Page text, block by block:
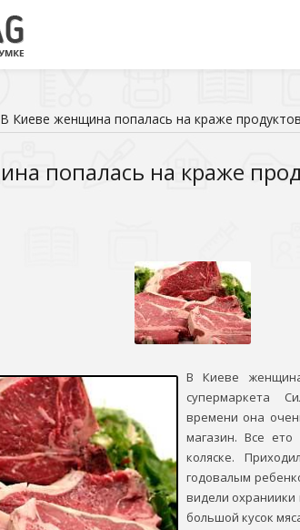
В Киеве женщина попалась на краже продуктов
попалась на краже
В Киеве
супермаркета
времени она
магазин. Все
коляске.
годовалым
видели охраниики
большой кусок